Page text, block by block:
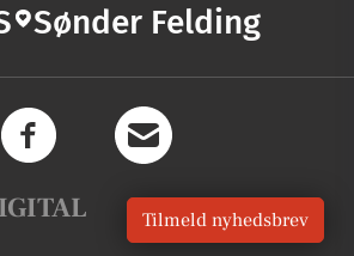
Sønder Felding
Tilmeld nyhedsbrev